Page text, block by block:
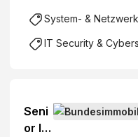
System- &
IT Security &
Seni
or IT-